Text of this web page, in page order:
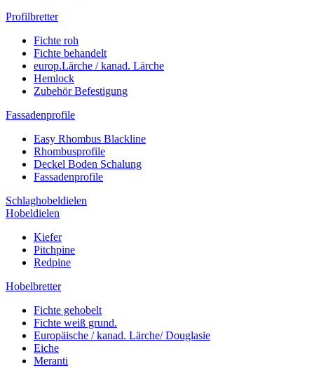
Profilbretter
Fichte roh
Fichte behandelt
europ.Lärche / kanad. Lärche
Hemlock
Zubehör Befestigung
Fassadenprofile
Easy Rhombus Blackline
Rhombusprofile
Deckel Boden Schalung
Fassadenprofile
Schlaghobeldielen
Hobeldielen
Kiefer
Pitchpine
Redpine
Hobelbretter
Fichte gehobelt
Fichte weiß grund.
Europäische / kanad. Lärche/ Douglasie
Eiche
Meranti